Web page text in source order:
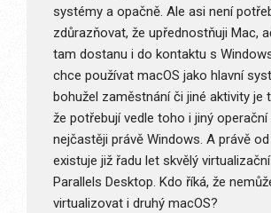
systémy a opačně. Ale asi není
zdůrazňovat, že upřednostňuji Mac,
tam dostanu i do kontaktu s
chce používat macOS jako hlavní
bohužel zaměstnání či jiné aktivity je
že potřebují vedle toho i jiný
nejčastěji právě Windows. A právě
existuje již řadu let skvělý
Parallels Desktop. Kdo říká, že
virtualizovat i druhý macOS?